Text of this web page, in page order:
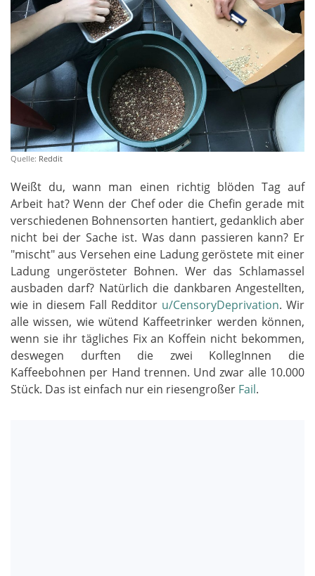
Quelle: Reddit
Weißt du, wann man einen richtig blöden Tag auf
Arbeit hat? Wenn der Chef oder die Chefin gerade mit
verschiedenen Bohnensorten hantiert, gedanklich aber
nicht bei der Sache ist. Was dann passieren kann? Er
"mischt" aus Versehen eine Ladung geröstete mit einer
Ladung ungerösteter Bohnen. Wer das Schlamassel
ausbaden darf? Natürlich die dankbaren Angestellten,
wie in diesem Fall Redditor u/CensoryDeprivation. Wir
alle wissen, wie wütend Kaffeetrinker werden können,
wenn sie ihr tägliches Fix an Koffein nicht bekommen,
deswegen durften die zwei KollegInnen die
Kaffeebohnen per Hand trennen. Und zwar alle 10.000
Stück. Das ist einfach nur ein riesengroßer Fail.